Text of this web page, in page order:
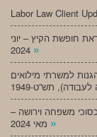
Labor Law Client
חופשת הקיץ – יוני
»
למשרתי מילואים
משפחה וירושה –
»